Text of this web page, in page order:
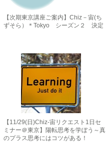
【次期東京講座ご案内】Chiz－宙(ち
ずそら）＊Tokyo シーズン２ 決定
【11/29(日)Chiz-宙リクエスト1日セ
ミナー＠東京】陽転思考を学ぼう～真
のプラス思考にはコツがある！